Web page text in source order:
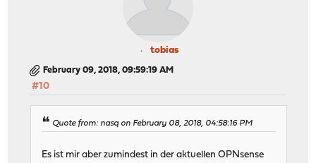
tobias
February 09, 2018, 09:59:19 AM
#10
Quote from: nasq on February 08, 2018, 04:58:16 PM
Es ist mir aber zumindest in der aktuellen OPNsense